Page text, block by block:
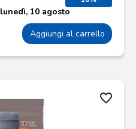
lunedì, 10 agosto
Aggiungi al carrello
favorite_border